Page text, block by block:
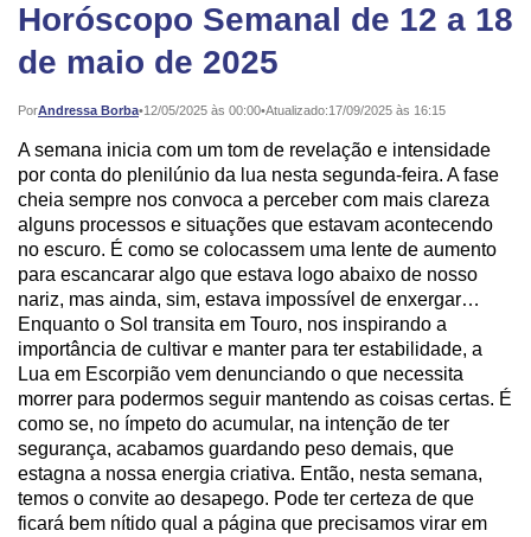
Horóscopo Semanal de 12 a 18
de maio de 2025
PorAndressa Borba•
Publicado: 12/05/2025 às 00:00•Atualizado:17/09/2025 às 16:15
A semana inicia com um tom de revelação e intensidade
por conta do plenilúnio da lua nesta segunda-feira. A fase
cheia sempre nos convoca a perceber com mais clareza
alguns processos e situações que estavam acontecendo
no escuro. É como se colocassem uma lente de aumento
para escancarar algo que estava logo abaixo de nosso
nariz, mas ainda, sim, estava impossível de enxergar…
Enquanto o Sol transita em Touro, nos inspirando a
importância de cultivar e manter para ter estabilidade, a
Lua em Escorpião vem denunciando o que necessita
morrer para podermos seguir mantendo as coisas certas. É
como se, no ímpeto do acumular, na intenção de ter
segurança, acabamos guardando peso demais, que
estagna a nossa energia criativa. Então, nesta semana,
temos o convite ao desapego. Pode ter certeza de que
ficará bem nítido qual a página que precisamos virar em